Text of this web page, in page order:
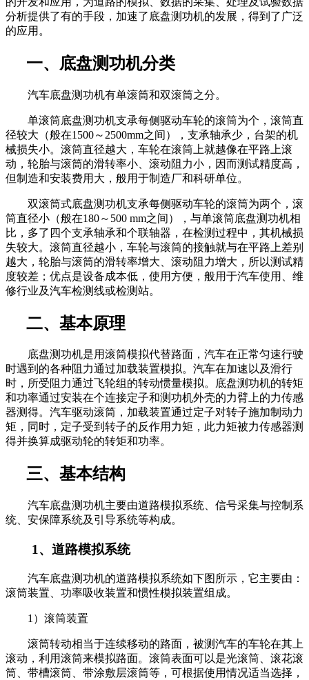
分析提供了有的手段，加速了底盘测功机的发展，得到了广泛
的应用。
一、底盘测功机分类
汽车底盘测功机有单滚筒和双滚筒之分。
单滚筒底盘测功机支承每侧驱动车轮的滚筒为个，滚筒直
径较大（般在1500～2500mm之间），支承轴承少，台架的机
械损失小。滚筒直径越大，车轮在滚筒上就越像在平路上滚
动，轮胎与滚筒的滑转率小、滚动阻力小，因而测试精度高，
但制造和安装费用大，般用于制造厂和科研单位。
双滚筒式底盘测功机支承每侧驱动车轮的滚筒为两个，滚
筒直径小（般在180～500 mm之间），与单滚筒底盘测功机相
比，多了四个支承轴承和个联轴器，在检测过程中，其机械损
失较大。滚筒直径越小，车轮与滚筒的接触就与在平路上差别
越大，轮胎与滚筒的滑转率增大、滚动阻力增大，所以测试精
度较差；优点是设备成本低，使用方便，般用于汽车使用、维
修行业及汽车检测线或检测站。
二、基本原理
底盘测功机是用滚筒模拟代替路面，汽车在正常匀速行驶
时遇到的各种阻力通过加载装置模拟。汽车在加速以及滑行
时，所受阻力通过飞轮组的转动惯量模拟。底盘测功机的转矩
和功率通过安装在个连接定子和测功机外壳的力臂上的力传感
器测得。汽车驱动滚筒，加载装置通过定子对转子施加制动力
矩，同时，定子受到转子的反作用力矩，此力矩被力传感器测
得并换算成驱动轮的转矩和功率。
三、基本结构
汽车底盘测功机主要由道路模拟系统、信号采集与控制系
统、安保障系统及引导系统等构成。
1、道路模拟系统
汽车底盘测功机的道路模拟系统如下图所示，它主要由：
滚筒装置、功率吸收装置和惯性模拟装置组成。
1）滚筒装置
滚筒转动相当于连续移动的路面，被测汽车的车轮在其上
滚动，利用滚筒来模拟路面。滚筒表面可以是光滚筒、滚花滚
筒、带槽滚筒、带涂敷层滚筒等，可根据使用情况适当选择，